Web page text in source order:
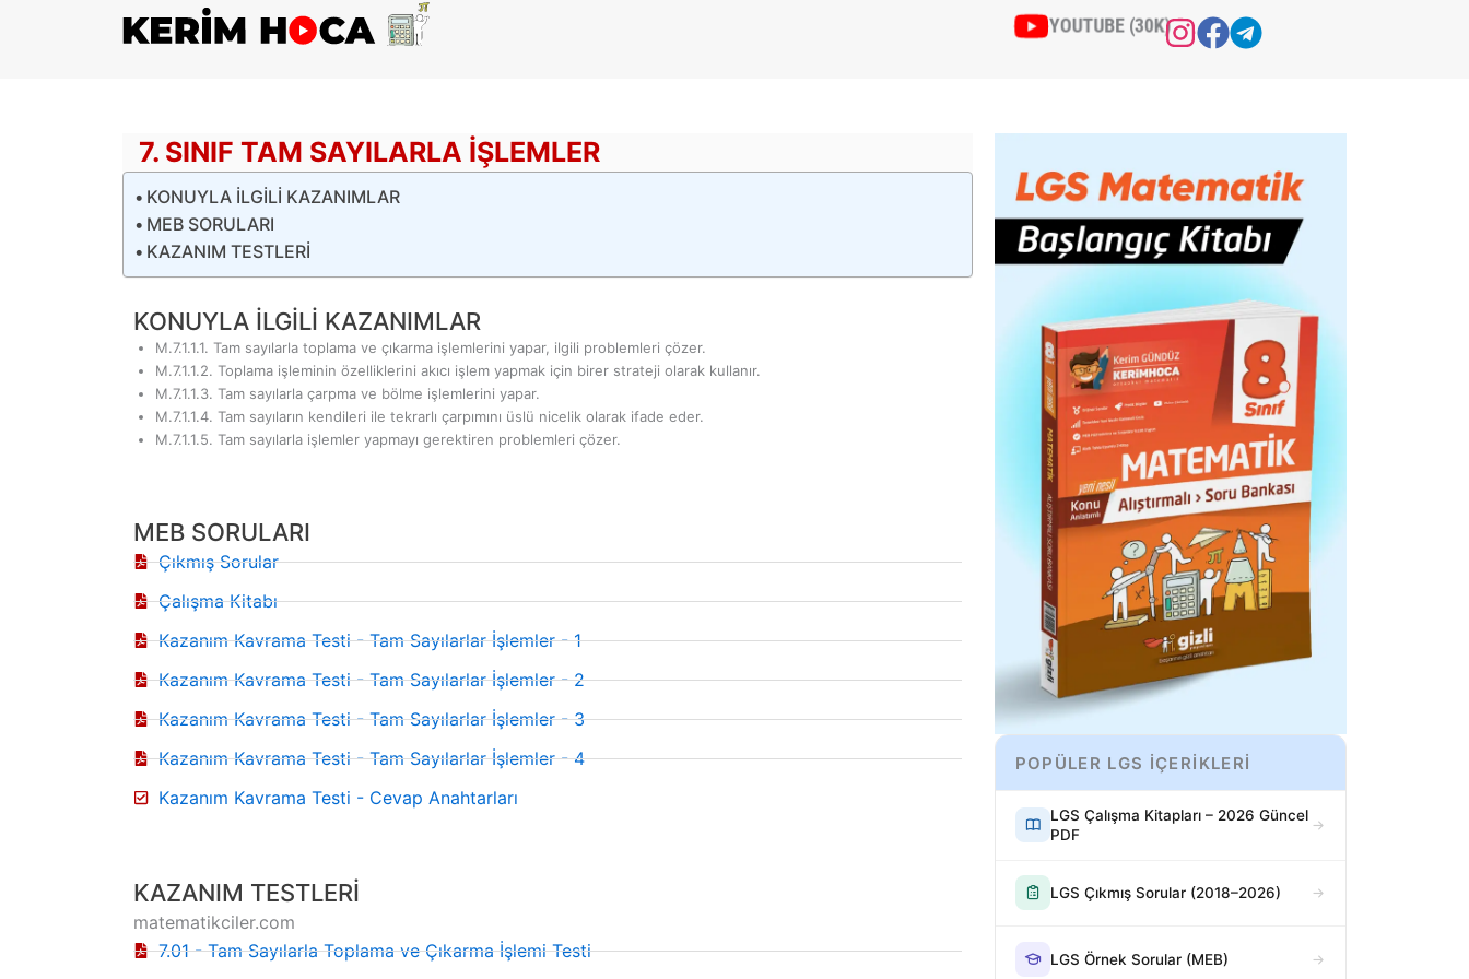
YOUTUBE (30K)
7. SINIF TAM SAYILARLA İŞLEMLER
KONUYLA İLGİLİ KAZANIMLAR
MEB SORULARI
KAZANIM TESTLERİ
KONUYLA İLGİLİ KAZANIMLAR
M.7.1.1.1. Tam sayılarla toplama ve çıkarma işlemlerini yapar, ilgili problemleri çözer.
M.7.1.1.2. Toplama işleminin özelliklerini akıcı işlem yapmak için birer strateji olarak kullanır.
M.7.1.1.3. Tam sayılarla çarpma ve bölme işlemlerini yapar.
M.7.1.1.4. Tam sayıların kendileri ile tekrarlı çarpımını üslü nicelik olarak ifade eder.
M.7.1.1.5. Tam sayılarla işlemler yapmayı gerektiren problemleri çözer.
MEB SORULARI
Çıkmış Sorular
Çalışma Kitabı
Kazanım Kavrama Testi - Tam Sayılarlar İşlemler - 1
Kazanım Kavrama Testi - Tam Sayılarlar İşlemler - 2
Kazanım Kavrama Testi - Tam Sayılarlar İşlemler - 3
Kazanım Kavrama Testi - Tam Sayılarlar İşlemler - 4
Kazanım Kavrama Testi - Cevap Anahtarları
KAZANIM TESTLERİ
matematikciler.com
7.01 - Tam Sayılarla Toplama ve Çıkarma İşlemi Testi
POPÜLER LGS İÇERİKLERİ
LGS Çalışma Kitapları – 2026 Güncel
PDF
LGS Çıkmış Sorular (2018–2026)
LGS Örnek Sorular (MEB)